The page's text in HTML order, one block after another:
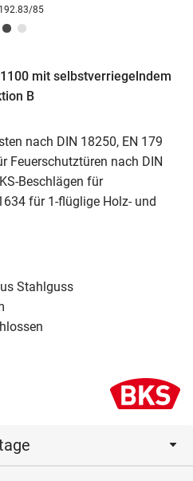
85
mit selbstverriegelndem
B
nach DIN 18250, EN 179
Feuerschutztüren nach DIN
Beschlägen für
für 1-flüglige Holz- und
Stahlguss